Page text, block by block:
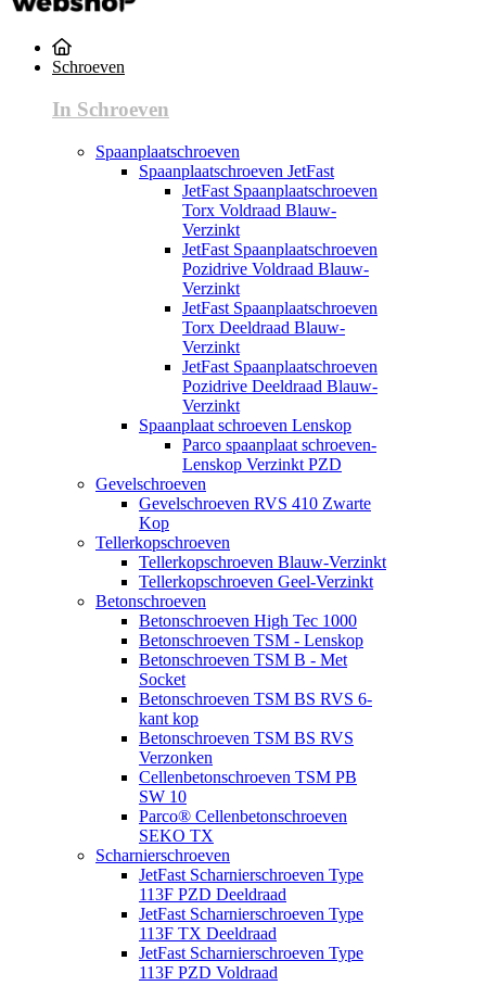
Schroeven
In Schroeven
Spaanplaatschroeven
Spaanplaatschroeven JetFast
JetFast Spaanplaatschroeven
Torx Voldraad Blauw-
Verzinkt
JetFast Spaanplaatschroeven
Pozidrive Voldraad Blauw-
Verzinkt
JetFast Spaanplaatschroeven
Torx Deeldraad Blauw-
Verzinkt
JetFast Spaanplaatschroeven
Pozidrive Deeldraad Blauw-
Verzinkt
Spaanplaat schroeven Lenskop
Parco spaanplaat schroeven-
Lenskop Verzinkt PZD
Gevelschroeven
Gevelschroeven RVS 410 Zwarte
Kop
Tellerkopschroeven
Tellerkopschroeven Blauw-Verzinkt
Tellerkopschroeven Geel-Verzinkt
Betonschroeven
Betonschroeven High Tec 1000
Betonschroeven TSM - Lenskop
Betonschroeven TSM B - Met
Socket
Betonschroeven TSM BS RVS 6-
kant kop
Betonschroeven TSM BS RVS
Verzonken
Cellenbetonschroeven TSM PB
SW 10
Parco® Cellenbetonschroeven
SEKO TX
Scharnierschroeven
JetFast Scharnierschroeven Type
113F PZD Deeldraad
JetFast Scharnierschroeven Type
113F TX Deeldraad
JetFast Scharnierschroeven Type
113F PZD Voldraad